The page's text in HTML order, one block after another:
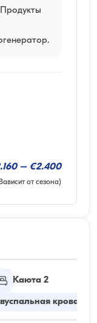
– €2.400
от сезона)
Каюта 2
кровать